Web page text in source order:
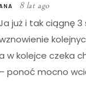
8 lat ago
już i tak ciągnę
w kolejce czeka
– ponoć mocno